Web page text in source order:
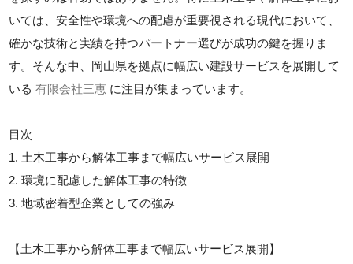
いては、安全性や環境への配慮が重要視される現代において、
確かな技術と実績を持つパートナー選びが成功の鍵を握りま
す。そんな中、岡山県を拠点に幅広い建設サービスを展開して
いる有限会社三恵 に注目が集まっています。
目次
1. 土木工事から解体工事まで幅広いサービス展開
2. 環境に配慮した解体工事の特徴
3. 地域密着型企業としての強み
【土木工事から解体工事まで幅広いサービス展開】